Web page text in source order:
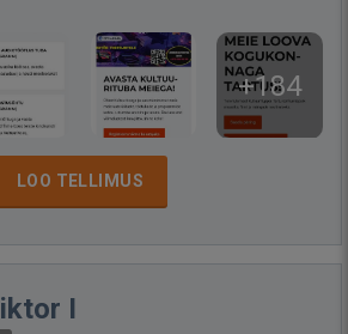
+184
LOO TELLIMUS
I